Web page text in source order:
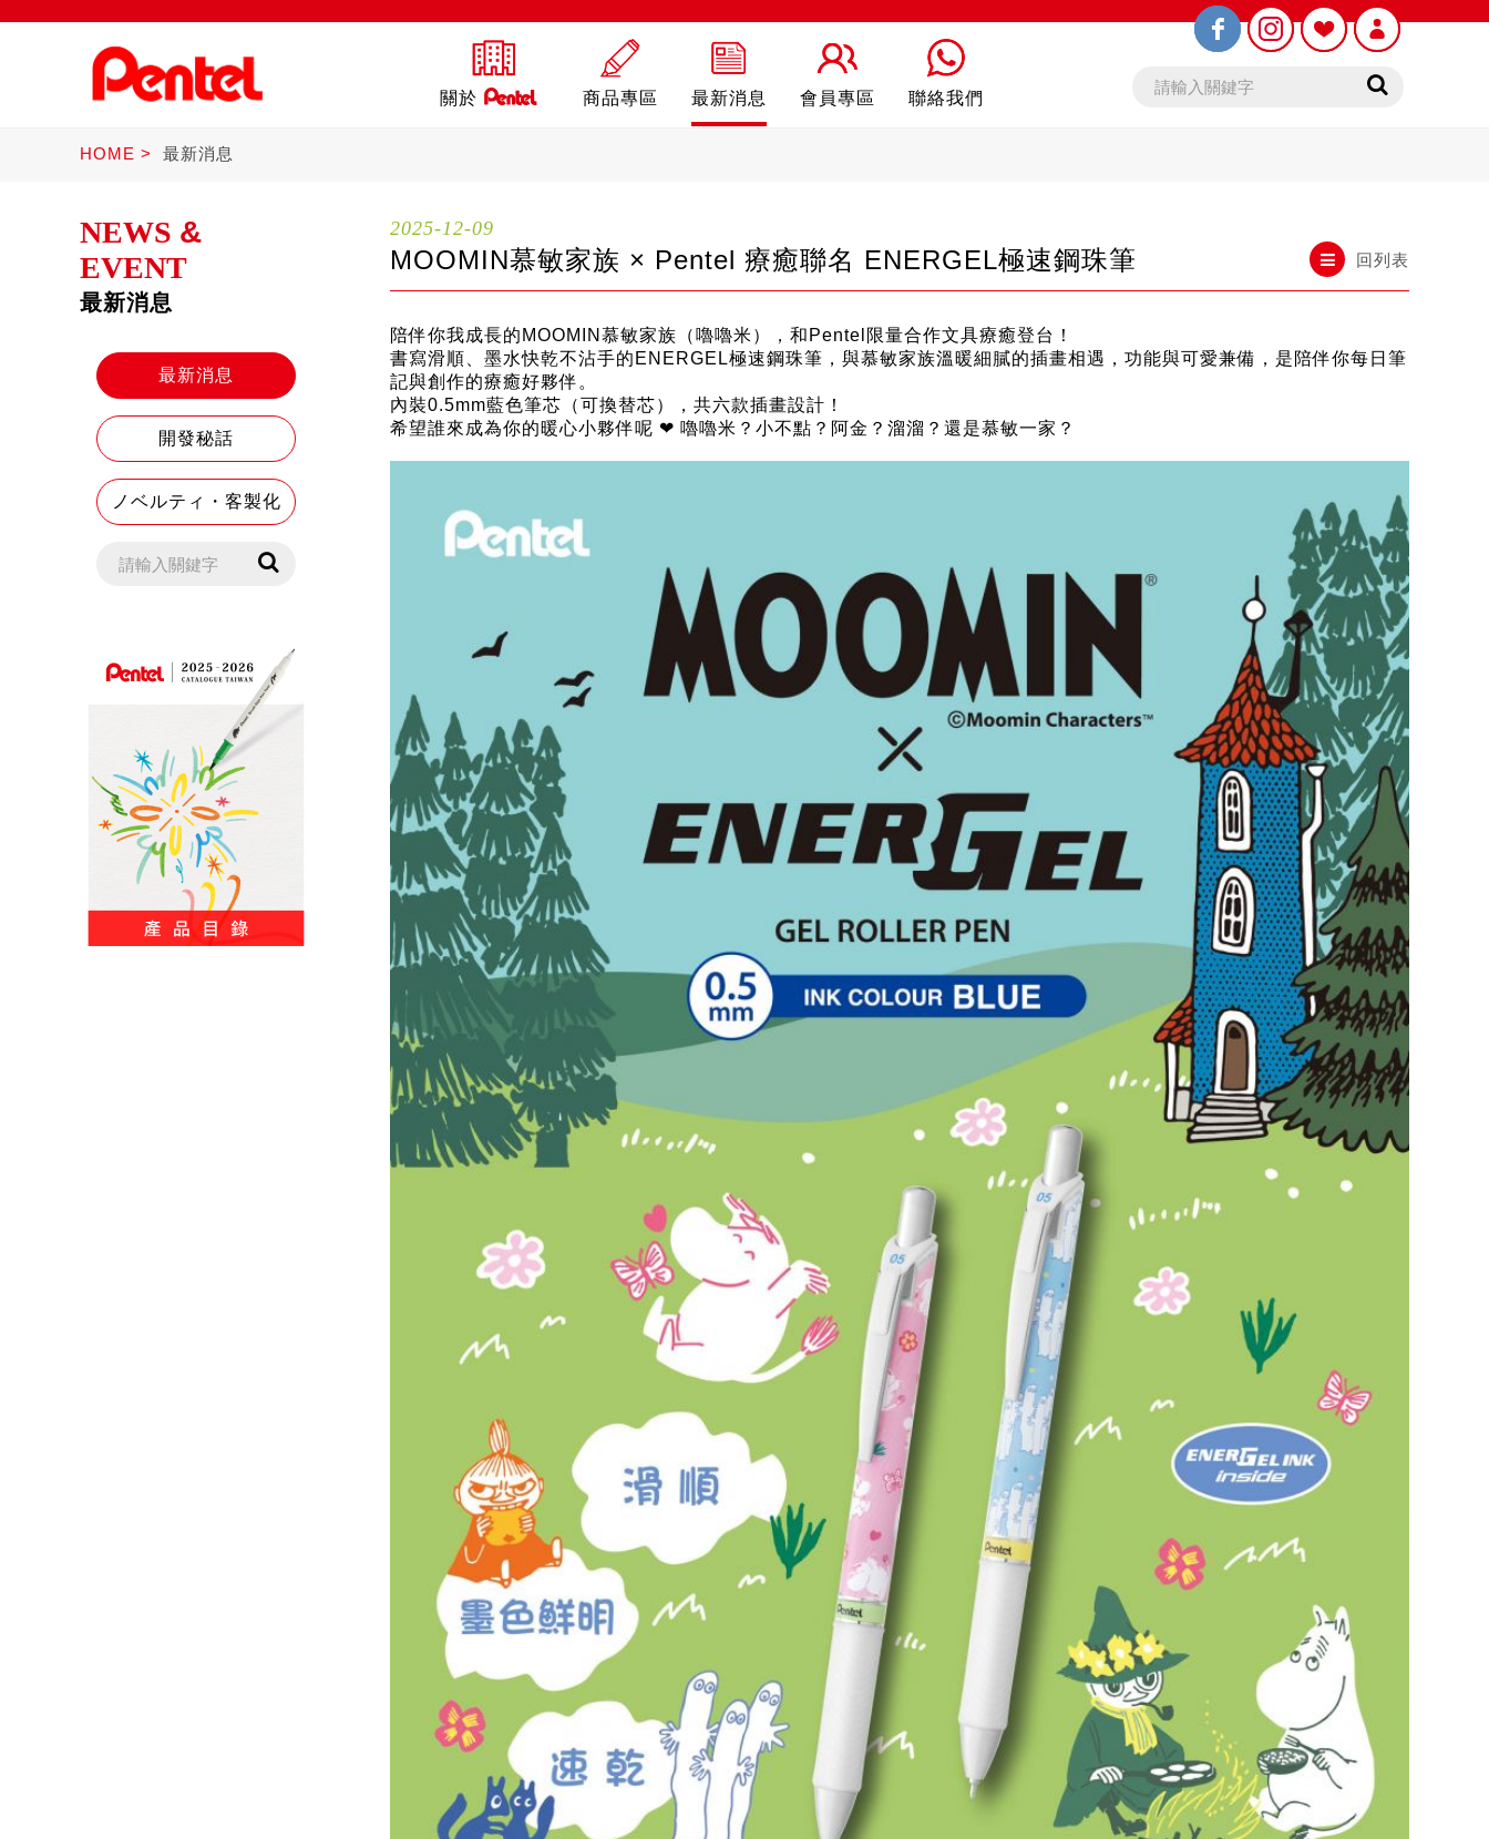
關於 商品專區
Sterling 自動鉛筆 自動鉛筆芯
最新消息 會員專區 聯絡我們
HOME 最新消息
NEWS &
EVENT
最新消息
最新消息
開發秘話
ノベルティ・客製化
回列表
2025-12-09
MOOMIN慕敏家族 × Pentel 療癒聯名 ENERGEL極速鋼珠筆
陪伴你我成長的MOOMIN慕敏家族（嚕嚕米），和Pentel限量合作文具療癒登台！
書寫滑順、墨水快乾不沾手的ENERGEL極速鋼珠筆，與慕敏家族溫暖細膩的插畫相遇，功能與可愛兼備，是陪伴你每日筆
記與創作的療癒好夥伴。
內裝0.5mm藍色筆芯（可換替芯），共六款插畫設計！
希望誰來成為你的暖心小夥伴呢 ❤ 嚕嚕米？小不點？阿金？溜溜？還是慕敏一家？